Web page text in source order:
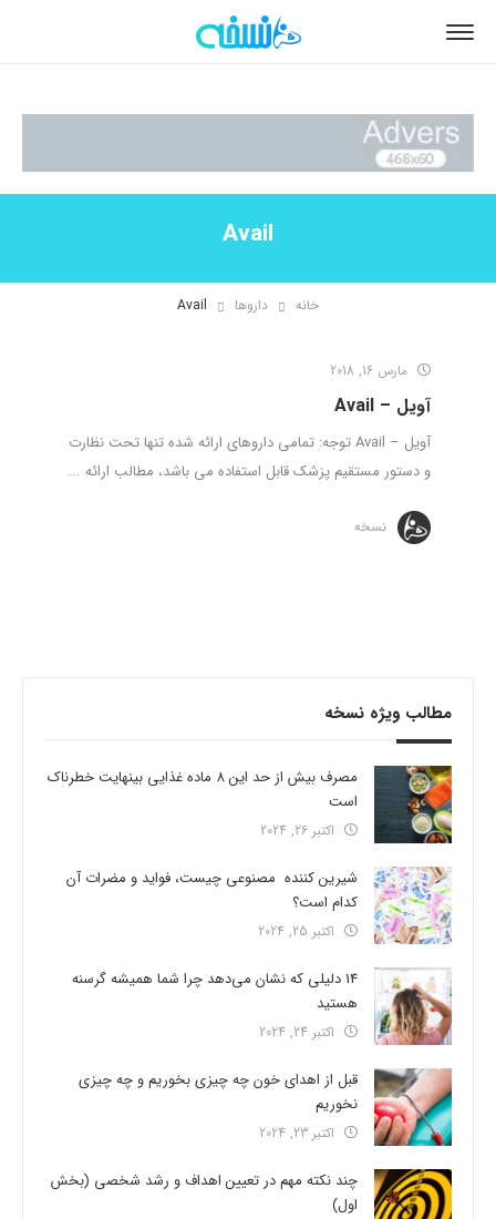
Avail
خانه داروها Avail
مارس 16, 2018
آویل – Avail
آویل – Avail توجه: تمامی داروهای ارائه شده تنها تحت نظارت
و دستور مستقیم پزشک قابل استفاده می باشد، مطالب ارائه ...
نسخه
مطالب ویژه نسخه
مصرف بیش از حد این 8 ماده غذایی بینهایت خطرناک
است
اکتبر 26, 2024
شیرین کننده مصنوعی چیست، فواید و مضرات آن
کدام است؟
اکتبر 25, 2024
14 دلیلی که نشان می‌دهد چرا شما همیشه گرسنه
هستید
اکتبر 24, 2024
قبل از اهدای خون چه چیزی بخوریم و چه چیزی
نخوریم
اکتبر 23, 2024
چند نکته مهم در تعیین اهداف و رشد شخصی (بخش
اول)